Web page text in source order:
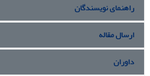
راهنمای نویسندگان
ارسال مقاله
داوران